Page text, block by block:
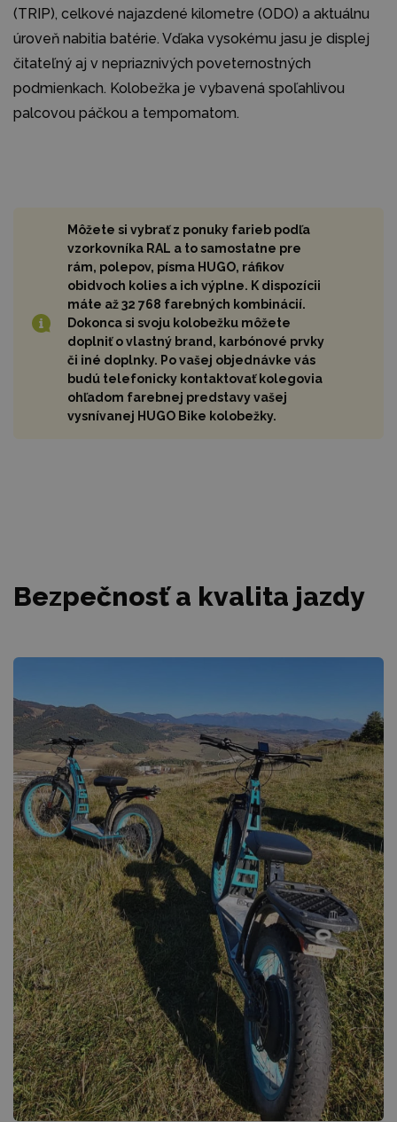
(TRIP), celkové najazdené kilometre (ODO) a aktuálnu
úroveň nabitia batérie. Vďaka vysokému jasu je displej
čitateľný aj v nepriaznivých poveternostných
podmienkach. Kolobežka je vybavená spoľahlivou
palcovou páčkou a tempomatom.
Môžete si vybrať z ponuky farieb podľa
vzorkovníka RAL a to samostatne pre
rám, polepov, písma HUGO, ráfikov
obidvoch kolies a ich výplne. K dispozícii
máte až 32 768 farebných kombinácií.
Dokonca si svoju kolobežku môžete
doplniť o vlastný brand, karbónové prvky
či iné doplnky. Po vašej objednávke vás
budú telefonicky kontaktovať kolegovia
ohľadom farebnej predstavy vašej
vysnívanej HUGO Bike kolobežky.
Bezpečnosť a kvalita jazdy